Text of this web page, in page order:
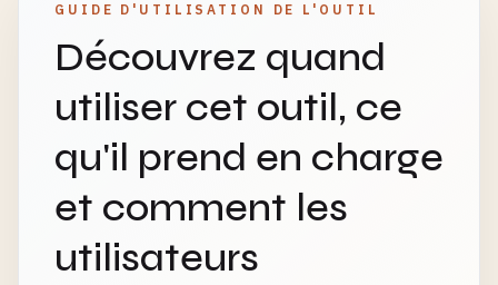
GUIDE D'UTILISATION DE L'OUTIL
Découvrez quand
utiliser cet outil, ce
qu'il prend en charge
et comment les
utilisateurs